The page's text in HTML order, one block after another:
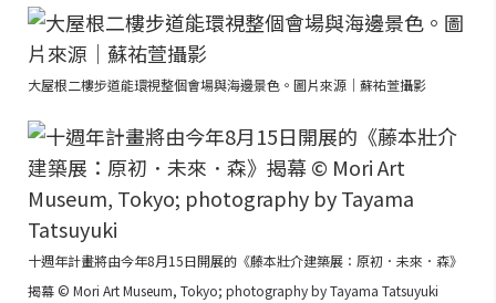
大屋根二樓步道能環視整個會場與海邊景色。圖片來源｜蘇祐萱攝影
十週年計畫將由今年8月15日開展的《藤本壯介建築展：原初．未來．森》
揭幕 © Mori Art Museum, Tokyo; photography by Tayama Tatsuyuki